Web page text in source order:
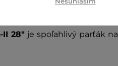
poľné cesty alebo
II 28" je spoľahlivý parťák na